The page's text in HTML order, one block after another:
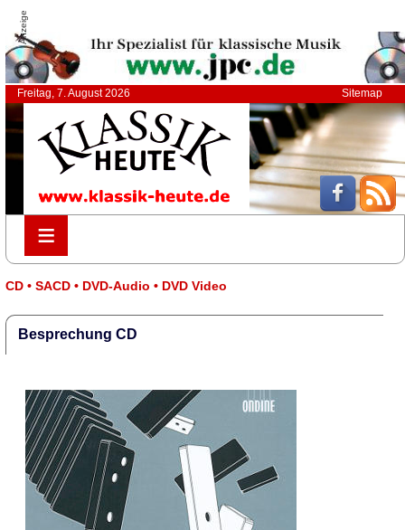
Anzeige
Freitag, 7. August 2026 Sitemap
≡
≡
CD • SACD • DVD-Audio • DVD Video
Besprechung CD